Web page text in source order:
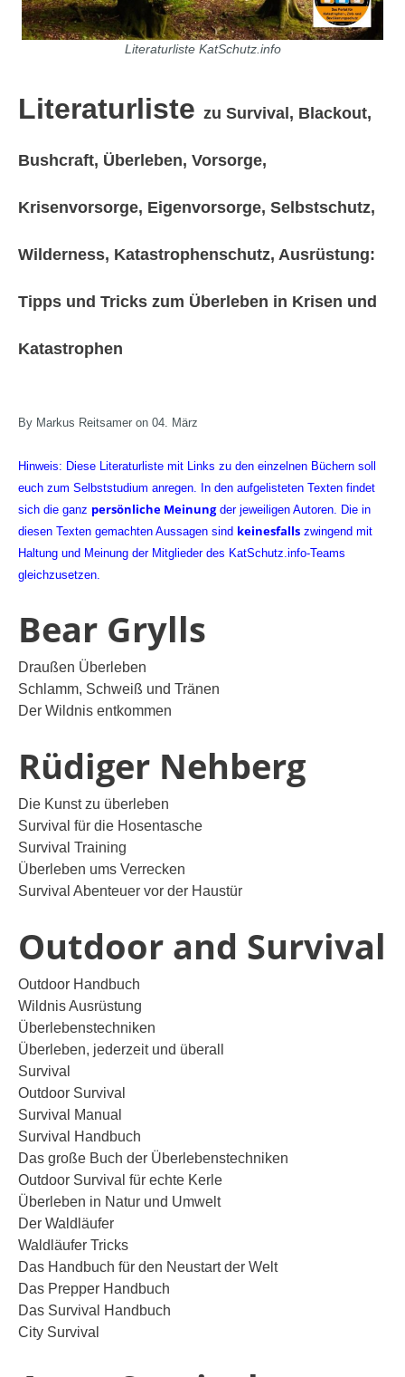
Literaturliste KatSchutz.info
Literaturliste zu Survival, Blackout,
Bushcraft, Überleben, Vorsorge,
Krisenvorsorge, Eigenvorsorge, Selbstschutz,
Wilderness, Katastrophenschutz, Ausrüstung:
Tipps und Tricks zum Überleben in Krisen und
Katastrophen
By Markus Reitsamer on 04. März
Hinweis: Diese Literaturliste mit Links zu den einzelnen Büchern soll
euch zum Selbststudium anregen. In den aufgelisteten Texten findet
sich die ganz persönliche Meinungder jeweiligen Autoren. Die in
diesen Texten gemachten Aussagen sind keinesfalls zwingend mit
Haltung und Meinung der Mitglieder des KatSchutz.info-Teams
gleichzusetzen.
Bear Grylls
Draußen Überleben
Schlamm, Schweiß und Tränen
Der Wildnis entkommen
Rüdiger Nehberg
Die Kunst zu überleben
Survival für die Hosentasche
Survival Training
Überleben ums Verrecken
Survival Abenteuer vor der Haustür
Outdoor and Survival
Outdoor Handbuch
Wildnis Ausrüstung
Überlebenstechniken
Überleben, jederzeit und überall
Survival
Outdoor Survival
Survival Manual
Survival Handbuch
Das große Buch der Überlebenstechniken
Outdoor Survival für echte Kerle
Überleben in Natur und Umwelt
Der Waldläufer
Waldläufer Tricks
Das Handbuch für den Neustart der Welt
Das Prepper Handbuch
Das Survival Handbuch
City Survival